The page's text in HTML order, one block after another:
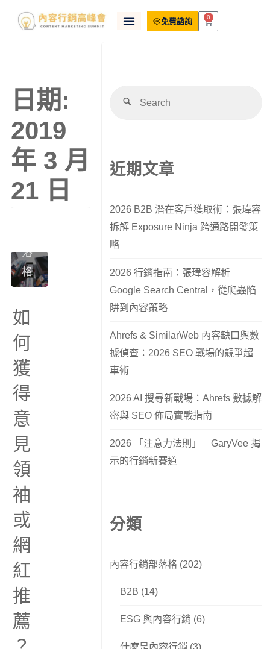
免費諮詢 0
日期:
2019
年 3 月
21 日
內
方
/
內
容
行
落
格
如
何
獲
得
意
見
領
袖
或
網
紅
推
薦
近期文章
2026 B2B 潛在客戶獲取術：張瑋容
拆解 Exposure Ninja 跨通路開發策
略
2026 行銷指南：張瑋容解析
Google Search Central，從爬蟲陷
阱到內容策略
Ahrefs & SimilarWeb 內容缺口與數
據偵查：2026 SEO 戰場的競爭超
車術
2026 AI 搜尋新戰場：Ahrefs 數據解
密與 SEO 佈局實戰指南
2026 「注意力法則」 GaryVee 揭
示的行銷新賽道
分類
內容行銷部落格 (202)
B2B (14)
ESG 與內容行銷 (6)